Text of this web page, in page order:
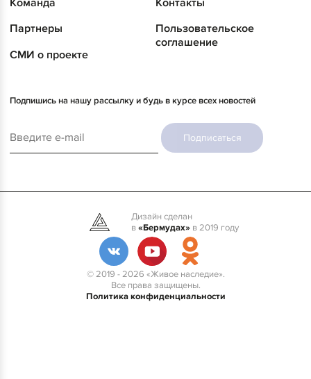
Партнеры
СМИ о проекте
Пользовательское
соглашение
Подпишись на нашу рассылку и будь в курсе всех новостей
Подписаться
© 2019 - 2026 «Живое наследие».
Все права защищены.
Политика конфиденциальности
Дизайн сделан
в«Бермудах»в 2019 году